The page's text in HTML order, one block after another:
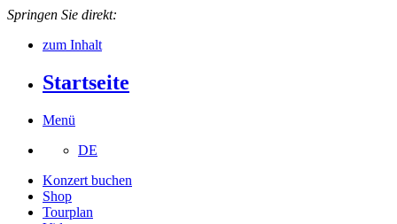
Springen Sie direkt:
zum Inhalt
Startseite
Menü
DE
Konzert buchen
Shop
Tourplan